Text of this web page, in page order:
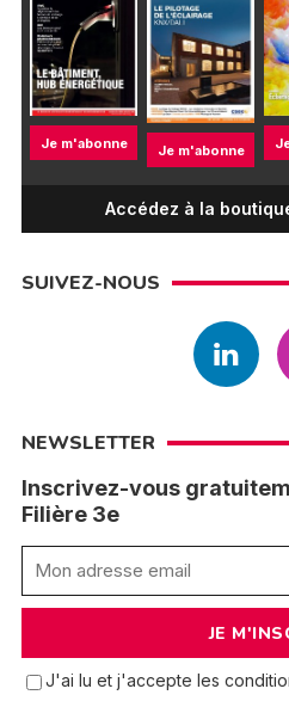
Je m'abonne Je m'abonne
Accédez à la
SUIVEZ-NOUS
NEWSLETTER
Inscrivez-vous
Filière 3e
J'ai lu et j'accepte les